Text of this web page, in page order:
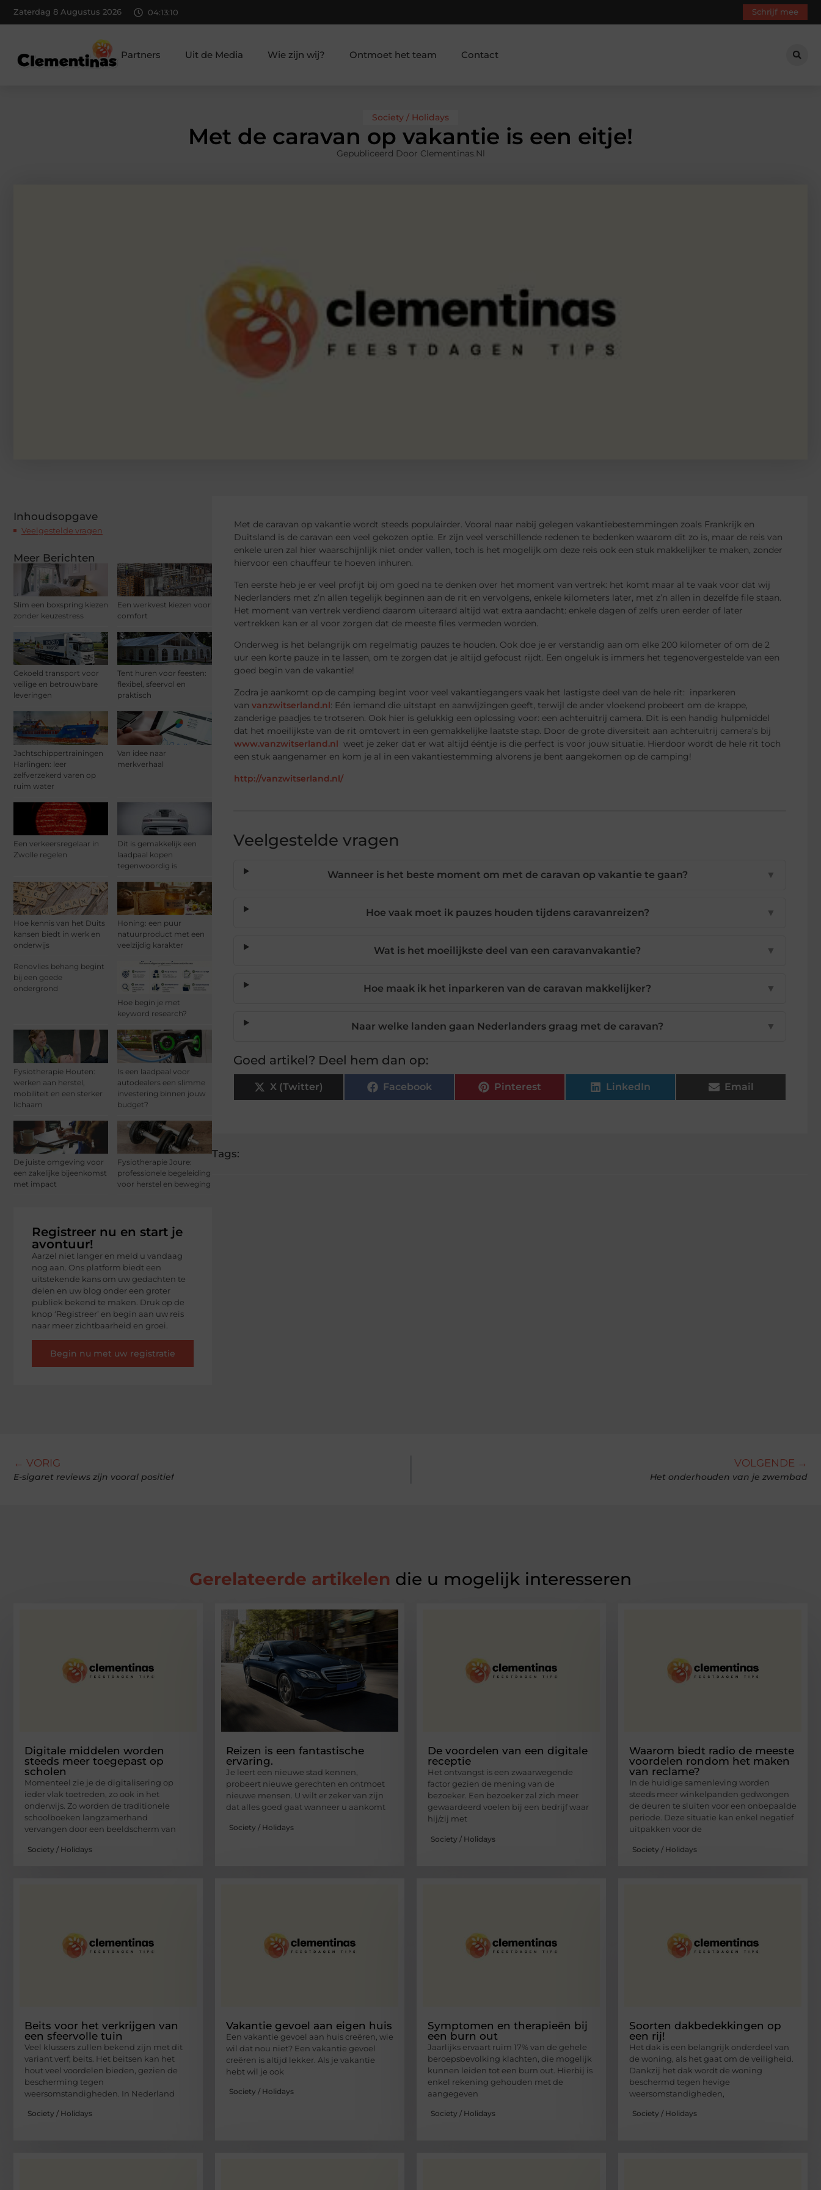
Zaterdag 8 Augustus 2026 04:13:11 Schrijf mee
Partners Uit de Media Wie zijn wij? Ontmoet het team Contact
Society / Holidays
Met de caravan op vakantie is een eitje!
Gepubliceerd Door Clementinas.nl
Inhoudsopgave
Veelgestelde vragen
Meer Berichten
Slim een boxspring kiezen
zonder keuzestress
Een werkvest kiezen voor
comfort
Gekoeld transport voor
veilige en betrouwbare
leveringen
Tent huren voor feesten:
flexibel, sfeervol en
praktisch
Jachtschippertrainingen
Harlingen: leer
zelfverzekerd varen op
ruim water
Van idee naar
merkverhaal
Een verkeersregelaar in
Zwolle regelen
Dit is gemakkelijk een
laadpaal kopen
tegenwoordig is
Hoe kennis van het Duits
kansen biedt in werk en
onderwijs
Honing: een puur
natuurproduct met een
veelzijdig karakter
Renovlies behang begint
bij een goede
ondergrond
Hoe begin je met
keyword research?
Fysiotherapie Houten:
werken aan herstel,
mobiliteit en een sterker
lichaam
Is een laadpaal voor
autodealers een slimme
investering binnen jouw
budget?
De juiste omgeving voor
een zakelijke bijeenkomst
met impact
Fysiotherapie Joure:
professionele begeleiding
voor herstel en beweging
Registreer nu en start je
avontuur!
Aarzel niet langer en meld u vandaag
nog aan. Ons platform biedt een
uitstekende kans om uw gedachten te
delen en uw blog onder een groter
publiek bekend te maken. Druk op de
knop ‘Registreer’ en begin aan uw reis
naar meer zichtbaarheid en groei.
Begin nu met uw registratie
Met de caravan op vakantie wordt steeds populairder. Vooral naar nabij gelegen vakantiebestemmingen zoals Frankrijk en
Duitsland is de caravan een veel gekozen optie. Er zijn veel verschillende redenen te bedenken waarom dit zo is, maar de reis van
enkele uren zal hier waarschijnlijk niet onder vallen, toch is het mogelijk om deze reis ook een stuk makkelijker te maken, zonder
hiervoor een chauffeur te hoeven inhuren.
Ten eerste heb je er veel profijt bij om goed na te denken over het moment van vertrek: het komt maar al te vaak voor dat wij
Nederlanders met z’n allen tegelijk beginnen aan de rit en vervolgens, enkele kilometers later, met z’n allen in dezelfde file staan.
Het moment van vertrek verdiend daarom uiteraard altijd wat extra aandacht: enkele dagen of zelfs uren eerder of later
vertrekken kan er al voor zorgen dat de meeste files vermeden worden.
Onderweg is het belangrijk om regelmatig pauzes te houden. Ook doe je er verstandig aan om elke 200 kilometer of om de 2
uur een korte pauze in te lassen, om te zorgen dat je altijd gefocust rijdt. Een ongeluk is immers het tegenovergestelde van een
goed begin van de vakantie!
Zodra je aankomt op de camping begint voor veel vakantiegangers vaak het lastigste deel van de hele rit: inparkeren
van vanzwitserland.nl: Eén iemand die uitstapt en aanwijzingen geeft, terwijl de ander vloekend probeert om de krappe,
zanderige paadjes te trotseren. Ook hier is gelukkig een oplossing voor: een achteruitrij camera. Dit is een handig hulpmiddel
dat het moeilijkste van de rit omtovert in een gemakkelijke laatste stap. Door de grote diversiteit aan achteruitrij camera’s bij
www.vanzwitserland.nl weet je zeker dat er wat altijd ééntje is die perfect is voor jouw situatie. Hierdoor wordt de hele rit toch
een stuk aangenamer en kom je al in een vakantiestemming alvorens je bent aangekomen op de camping!
http://vanzwitserland.nl/
Veelgestelde vragen
Wanneer is het beste moment om met de caravan op vakantie te gaan? ▼
Hoe vaak moet ik pauzes houden tijdens caravanreizen? ▼
Wat is het moeilijkste deel van een caravanvakantie? ▼
Hoe maak ik het inparkeren van de caravan makkelijker? ▼
Naar welke landen gaan Nederlanders graag met de caravan? ▼
Goed artikel? Deel hem dan op:
X (Twitter) Facebook Pinterest LinkedIn Email
Tags:
← VORIG
E-sigaret reviews zijn vooral positief
VOLGENDE →
Het onderhouden van je zwembad
Gerelateerde artikelen die u mogelijk interesseren
Digitale middelen worden
steeds meer toegepast op
scholen
Momenteel zie je de digitalisering op
ieder vlak toetreden, zo ook in het
onderwijs. Zo worden de traditionele
schoolboeken langzamerhand
vervangen door een beeldscherm van
Society / Holidays
Reizen is een fantastische
ervaring.
Je leert een nieuwe stad kennen,
probeert nieuwe gerechten en ontmoet
nieuwe mensen. U wilt er zeker van zijn
dat alles goed gaat wanneer u aankomt
Society / Holidays
De voordelen van een digitale
receptie
Het ontvangst is een zwaarwegende
factor gezien de mening van de
bezoeker. Een bezoeker zal zich meer
gewaardeerd voelen bij een bedrijf waar
hij/zij met
Society / Holidays
Waarom biedt radio de meeste
voordelen rondom het maken
van reclame?
In de huidige samenleving worden
steeds meer winkelpanden gedwongen
de deuren te sluiten voor een onbepaalde
periode. Deze situatie kan enkel negatief
uitpakken voor de
Society / Holidays
Beits voor het verkrijgen van
een sfeervolle tuin
Veel klussers zullen bekend zijn met dit
variant verf; beits. Het beitsen kan het
hout veel voordelen bieden, gezien de
bescherming tegen
weersomstandigheden. In Nederland
Society / Holidays
Vakantie gevoel aan eigen huis
Een vakantie gevoel aan huis creëren, wie
wil dat nou niet? Een vakantie gevoel
creëren is altijd lekker. Als je vakantie
hebt wil je ook
Society / Holidays
Symptomen en therapieën bij
een burn out
Jaarlijks ervaart ruim 17% van de gehele
beroepsbevolking klachten, die mogelijk
kunnen leiden tot een burn out. Hierbij is
enkel rekening gehouden met de
aangegeven
Society / Holidays
Soorten dakbedekkingen op
een rij!
Het dak is een belangrijk onderdeel van
de woning, als het gaat om de veiligheid.
Dankzij het dak wordt de woning
beschermd tegen hevige
weersomstandigheden,
Society / Holidays